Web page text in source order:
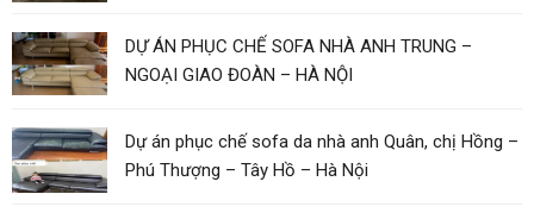
DỰ ÁN PHỤC CHẾ SOFA NHÀ ANH TRUNG –
NGOẠI GIAO ĐOÀN – HÀ NỘI
Dự án phục chế sofa da nhà anh Quân, chị Hồng –
Phú Thượng – Tây Hồ – Hà Nội